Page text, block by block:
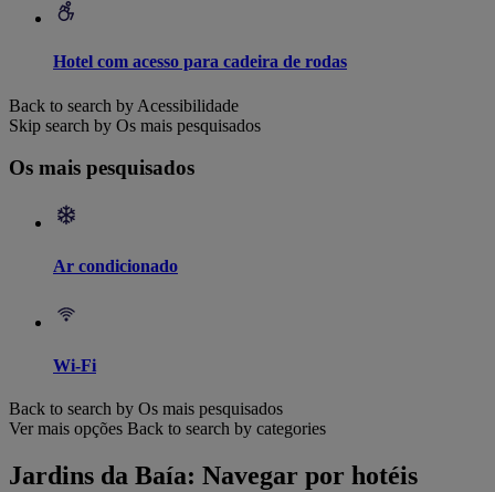
Hotel com acesso para cadeira de rodas
Back to search by Acessibilidade
Skip search by Os mais pesquisados
Os mais pesquisados
Ar condicionado
Wi-Fi
Back to search by Os mais pesquisados
Ver mais opções Back to search by categories
Jardins da Baía: Navegar por hotéis